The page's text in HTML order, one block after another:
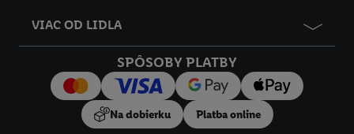
VIAC OD LIDLA
SPÔSOBY PLATBY
Na dobierku Platba online
Kliknutím na možnosť "
používanie potrebných technológií. Kliknutím na "Súhlasím"
vyjadríte súhlas so spracúvaním na všetky vyššie uvedené účely.
Ďalšie informácie vrátane informácií o dobe uchovávania
údajov a Vašom práve kedykoľvek odvolať súhlas s účinnosťou
do budúcnosti nájdete v našichzásadách ochrany osobných